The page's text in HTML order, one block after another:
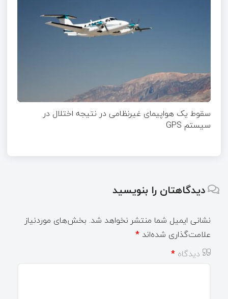
سقوط یک هواپیمای غیرنظامی در نتیجه اختلال در
سیستم‌ GPS
دیدگاهتان را بنویسید
نشانی ایمیل شما منتشر نخواهد شد. بخش‌های موردنیاز
علامت‌گذاری شده‌اند *
دیدگاه *